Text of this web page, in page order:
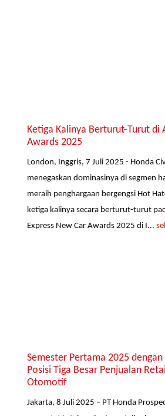
Ketiga Kalinya Berturut-Turut di
Awards 2025
London, Inggris, 7 Juli 2025 - Honda
menegaskan dominasinya di segmen
meraih penghargaan bergengsi Hot
ketiga kalinya secara berturut-turut
Express New Car Awards 2025 di I...
Semester Pertama 2025
Posisi Tiga Besar Penjualan
Otomotif
Jakarta, 8 Juli 2025 – PT Honda